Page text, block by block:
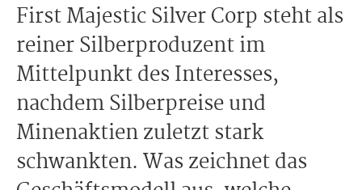
First Majestic Silver Corp steht als
reiner Silberproduzent im
Mittelpunkt des Interesses,
nachdem Silberpreise und
Minenaktien zuletzt stark
schwankten. Was zeichnet das